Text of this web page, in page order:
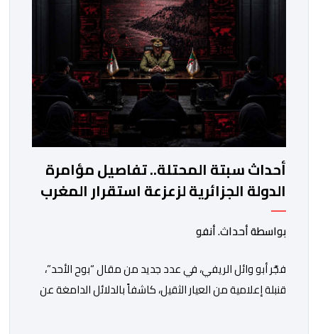
أحداث سبتة المحتلة.. تفاصيل مؤامرة
الدولة الجزائرية لزعزعة استقرار المغرب
بواسطة أحداث. أنفو
فجَّر أبو وائل الريفي، في عدد جديد من مقال “بوح الأحد”،
قنبلة إعلامية من العيار الثقيل، كاشفاً بالدلائل الدامغة عن